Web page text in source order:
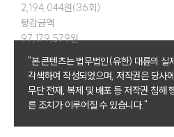
2,194,044원(36회)
탕감금액
97,179,579원
"본 콘텐츠는 법무법인(유한) 대륜의 실
각색하여 작성되었으며, 저작권은 당사
무단 전재, 복제 및 배포 등 저작권 침해
른 조치가 이루어질 수 있습니다."